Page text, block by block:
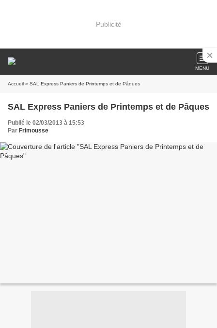
Publicité
MENU
Accueil » SAL Express Paniers de Printemps et de Pâques
SAL Express Paniers de Printemps et de Pâques
Publié le 02/03/2013 à 15:53
Par Frimousse